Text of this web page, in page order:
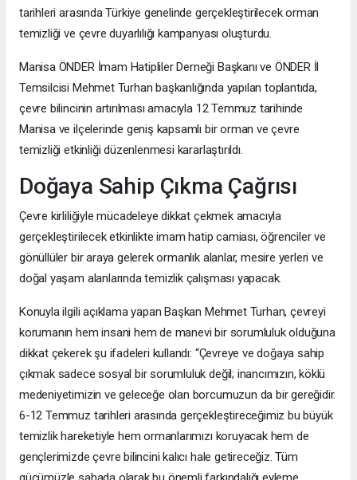
tarihleri arasında Türkiye genelinde gerçekleştirilecek orman
temizliği ve çevre duyarlılığı kampanyası oluşturdu.
Manisa ÖNDER İmam Hatipliler Derneği Başkanı ve ÖNDER İl
Temsilcisi Mehmet Turhan başkanlığında yapılan toplantıda,
çevre bilincinin artırılması amacıyla 12 Temmuz tarihinde
Manisa ve ilçelerinde geniş kapsamlı bir orman ve çevre
temizliği etkinliği düzenlenmesi kararlaştırıldı.
Doğaya Sahip Çıkma Çağrısı
Çevre kirliliğiyle mücadeleye dikkat çekmek amacıyla
gerçekleştirilecek etkinlikte imam hatip camiası, öğrenciler ve
gönüllüler bir araya gelerek ormanlık alanlar, mesire yerleri ve
doğal yaşam alanlarında temizlik çalışması yapacak.
Konuyla ilgili açıklama yapan Başkan Mehmet Turhan, çevreyi
korumanın hem insani hem de manevi bir sorumluluk olduğuna
dikkat çekerek şu ifadeleri kullandı: “Çevreye ve doğaya sahip
çıkmak sadece sosyal bir sorumluluk değil; inancımızın, köklü
medeniyetimizin ve geleceğe olan borcumuzun da bir gereğidir.
6-12 Temmuz tarihleri arasında gerçekleştireceğimiz bu büyük
temizlik hareketiyle hem ormanlarımızı koruyacak hem de
gençlerimizde çevre bilincini kalıcı hale getireceğiz. Tüm